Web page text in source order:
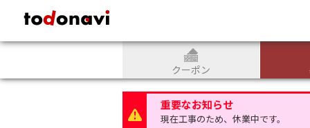
todonavi - 鹿児島のクーポンサイト、様々なジャンルのクーポンが見
クーポン
重要なお知らせ
現在工事のため、休業中です。